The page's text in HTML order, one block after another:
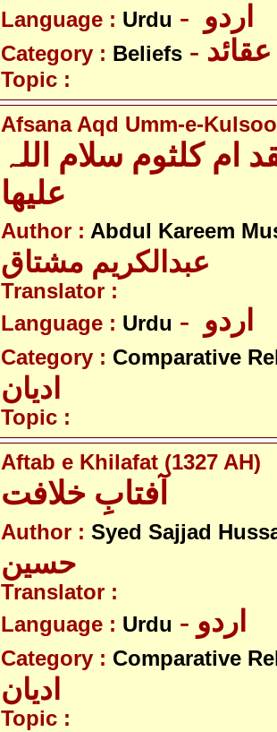
Language : Urdu
Category : Beliefs - عقائد
Topic :
Afsana Aqd Umm-e-
ام کلثوم سلام اللہ
علیھا
Author : Abdul Kareem
عبدالکریم مشتاق
Translator :
Language : Urdu
Category : Comparative
ادیان
Topic :
Aftab e Khilafat (1327 AH)
آفتابِ خلافت
Author : Syed Sajjad
حسین
Translator :
Language : Urdu - اردو
Category : Comparative
ادیان
Topic :